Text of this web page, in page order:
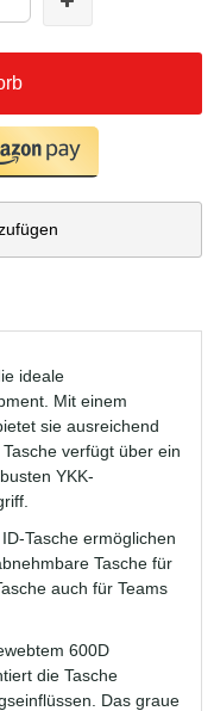
ideale
Mit einem
sie ausreichend
verfügt über ein
YKK-
Tasche ermöglichen
Tasche für
auch für Teams
600D
die Tasche
Das graue